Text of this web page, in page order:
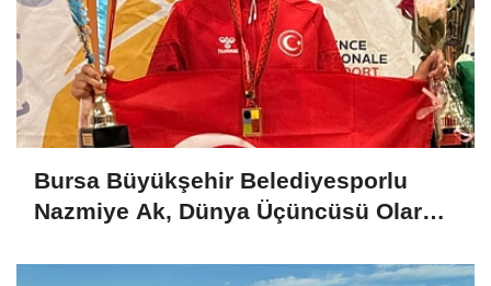
Bursa Büyükşehir Belediyesporlu
Nazmiye Ak, Dünya Üçüncüsü Olarak